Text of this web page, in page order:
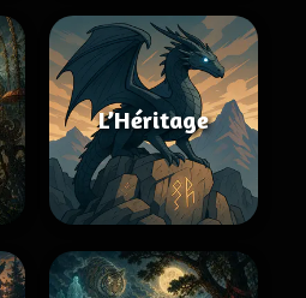
L’Héritage